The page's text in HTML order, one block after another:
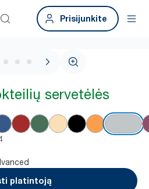
Prisijunkite
1 / 5
servetėlės
platintoją